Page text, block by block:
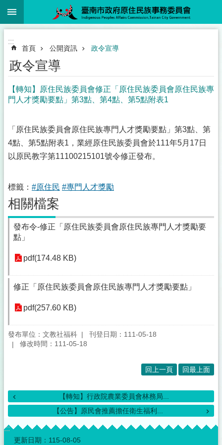
跳到主要內容區塊
:::
首頁 公開資訊 政令宣導
政令宣導
【轉知】原住民族委員會修正「原住民族委員會原住民族專
門人才獎勵要點」第3點、第4點、第5點附表1
「原住民族委員會原住民族專門人才獎勵要點」第3點、第
4點、第5點附表1，業經原住民族委員會於111年5月17日
以原民教字第11100215101號令修正發布。
標籤： #原住民 #專門人才獎勵
相關檔案
發布令-修正「原住民族委員會原住民族專門人才獎勵要
點」
pdf(174.48 KB)
修正「原住民族委員會原住民族專門人才獎勵要點」
pdf(257.60 KB)
發布單位：文教社福科
刊登日期：111-05-18
修改時間：111-05-18
回上一頁 回最上面
【轉知】行政院農業委員會林務局...
【公告】原民會推薦擔任衛生福利...
:::
更新日期： 115-08-05